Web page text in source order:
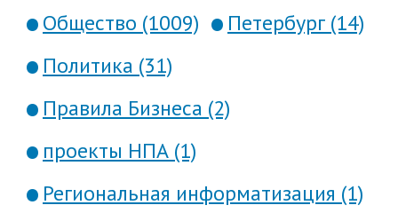
Общество (1009)
Петербург (14)
Политика (31)
Правила Бизнеса (2)
проекты НПА (1)
Региональная информатизация (1)